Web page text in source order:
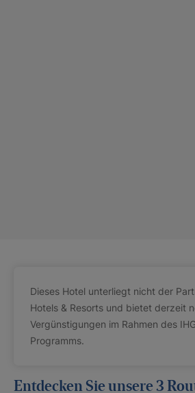
Dieses Hotel unterliegt nicht der
Hotels & Resorts und bietet derzeit
Vergünstigungen im Rahmen des
Programms.
Entdecken Sie unsere 3